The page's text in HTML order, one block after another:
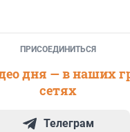
ПРИСОЕДИНИТЬСЯ
дня — в наших
сетях
Телеграм